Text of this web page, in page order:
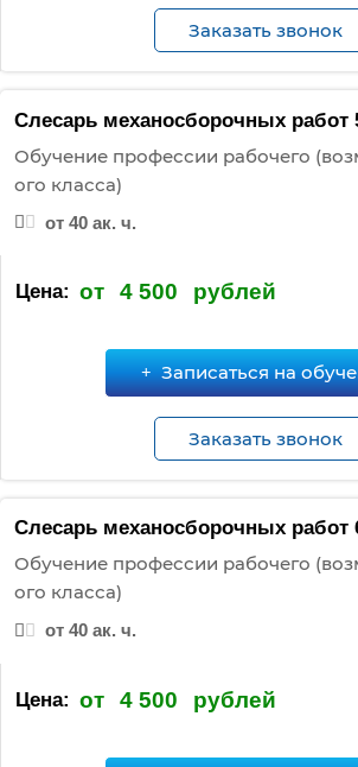
Заказать звонок
Слесарь механосборочных работ
Обучение профессии рабочего
ого класса)
от 40 ак. ч.
Цена: от 4 500 рублей
Записаться на
Заказать звонок
Слесарь механосборочных работ
Обучение профессии рабочего
ого класса)
от 40 ак. ч.
Цена: от 4 500 рублей